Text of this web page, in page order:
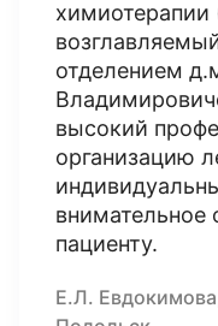
химиотерапии
отделением
высокий
организацию
пациенту.
Е.Л.